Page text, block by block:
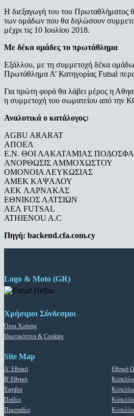
Η διεξαγωγή του του Πρωταθλήματος
των ομάδων που θα δηλώσουν
μέχρι τις 10 Ιουλίου 2018.
Με δέκα ομάδες το πρωτάθλημα
Εξάλλου, με τη συμμετοχή δέκα
Πρωτάθλημα Α’ Κατηγορίας Futsal
Για πρώτη φορά θα λάβει μέρος η
η συμμετοχή του σωματείου από την
Αναλυτικά ο κατάλογος:
AGBU ARARAT
ΑΠΟΕΛ
Ε.Ν. ΘΟΙ ΛΑΚΑΤΑΜΙΑΣ
ΑΝΟΡΘΩΣΙΣ ΑΜΜΟΧΩΣΤΟΥ
ΟΜΟΝΟΙΑ ΛΕΥΚΩΣΙΑΣ
AMEK KAΨΑΛΟΥ
AEK ΛΑΡΝΑΚΑΣ
ΕΘΝΙΚΟΣ ΛΑΤΣΙΩΝ
ΑΕΛ FUTSAL
ATHIENOU A.C
Πηγή: backend.cfa.com.cy
Logo & Moto (GR)
Χρήσιμοι Σύνδεσμοι
Όροι Χρήσης
Ιδιωτικότητα & Cookies
Site Map
Α' Εθνική
Β' Εθνική
Έφηβοι
Παίδες
Παμπαίδες
Εθνική